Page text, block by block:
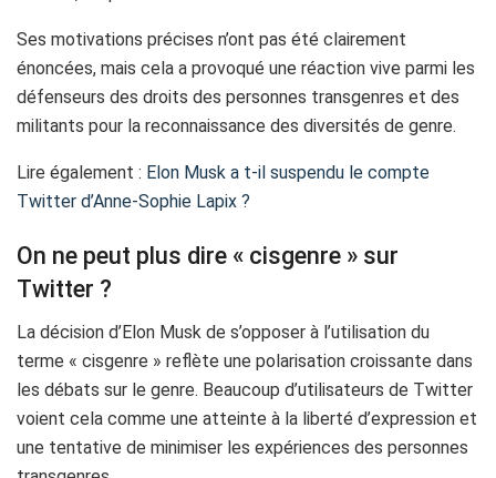
Ses motivations précises n’ont pas été clairement
énoncées, mais cela a provoqué une réaction vive parmi les
défenseurs des droits des personnes transgenres et des
militants pour la reconnaissance des diversités de genre.
Lire également : Elon Musk a t-il suspendu le compte
Twitter d’Anne-Sophie Lapix ?
On ne peut plus dire « cisgenre » sur
Twitter ?
La décision d’Elon Musk de s’opposer à l’utilisation du
terme « cisgenre » reflète une polarisation croissante dans
les débats sur le genre. Beaucoup d’utilisateurs de Twitter
voient cela comme une atteinte à la liberté d’expression et
une tentative de minimiser les expériences des personnes